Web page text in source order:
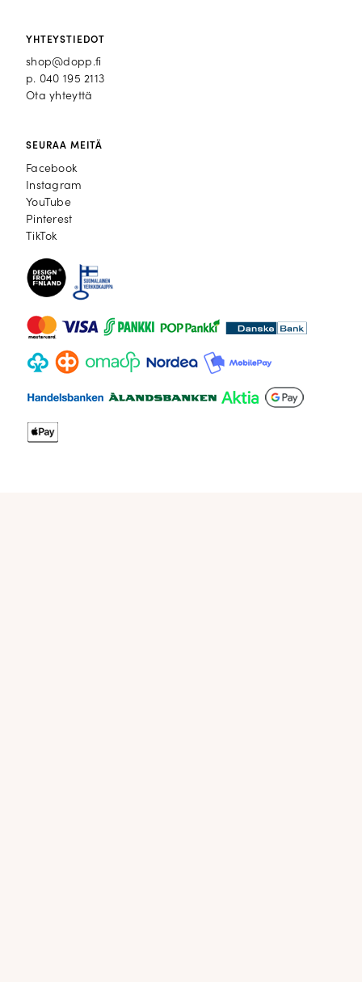
YHTEYSTIEDOT
shop@dopp.fi
p. 040 195 2113
Ota yhteyttä
SEURAA MEITÄ
Facebook
Facebook
Instagram
Instagram
YouTube
YouTube
Pinterest
Pinterest
TikTok
TikTok